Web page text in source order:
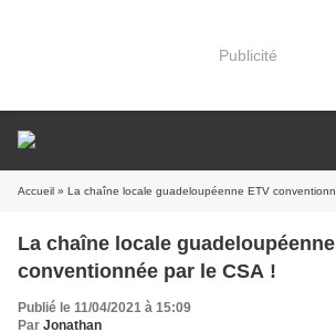
Publicité
Accueil » La chaîne locale guadeloupéenne ETV
La chaîne locale
conventionnée par le CSA !
Publié le 11/04/2021 à 15:09
Par Jonathan